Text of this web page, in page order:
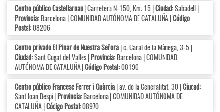
Centro público Castellarnau| Carretera N-150, Km. 15 |Ciudad:Sabadell |
Provincia:Barcelona | COMUNIDAD AUTÓNOMA DE CATALUÑA |Código
Postal:08206
Centro privado El Pinar de Nuestra Señora| c. Canal de la Mànega, 3-5 |
Ciudad:Sant Cugat del Vallès |Provincia:Barcelona | COMUNIDAD
AUTÓNOMA DE CATALUÑA |Código Postal:08190
Centro público Francesc Ferrer i Guàrdia| av. de la Generalitat, 30 |Ciudad:
Sant Joan Despí |Provincia:Barcelona | COMUNIDAD AUTÓNOMA DE
CATALUÑA |Código Postal:08970